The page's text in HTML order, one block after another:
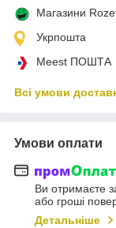
Магазини
Укрпошта
Meest ПОШТА
Всі умови
Умови оплати
Ви отримаєте
або гроші
Детальніше